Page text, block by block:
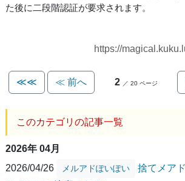
た後に二段階認証が要求されます。
https://
≪≪ ≪ 前へ 2 ／ 20 ページ
このカテゴリの記事一覧
2026年 04月
2026/04/26
メルアドぽいぽい
捨てメア